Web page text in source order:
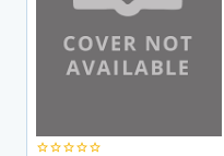
star_borderstar_borderstar_borderstar_borderstar_border